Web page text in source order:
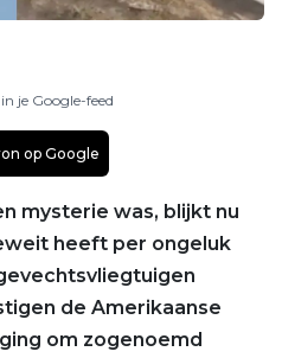
je Google-feed
op Google
mysterie was, blijkt nu
heeft per ongeluk
de Amerikaanse
om zogenoemd